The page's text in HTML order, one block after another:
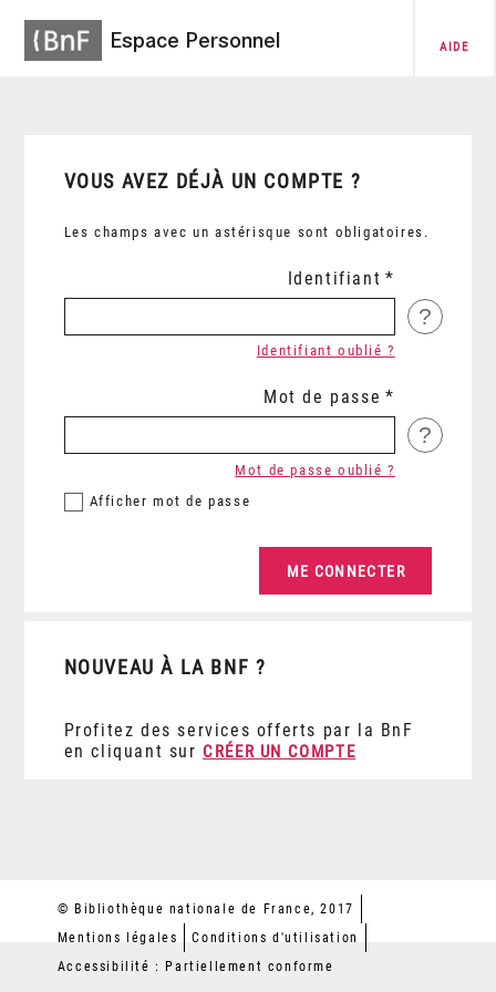
Espace Personnel AIDE
VOUS AVEZ DÉJÀ UN COMPTE ?
Les champs avec un astérisque sont obligatoires.
Identifiant
?
Identifiant oublié ?
Mot de passe
?
Afficher mot de passe
Mot de passe oublié ?
NOUVEAU À LA BNF ?
Profitez des services offerts par la BnF
en cliquant sur CRÉER UN COMPTE
© Bibliothèque nationale de France, 2017
Mentions légales
Conditions d'utilisation
Accessibilité : Partiellement conforme